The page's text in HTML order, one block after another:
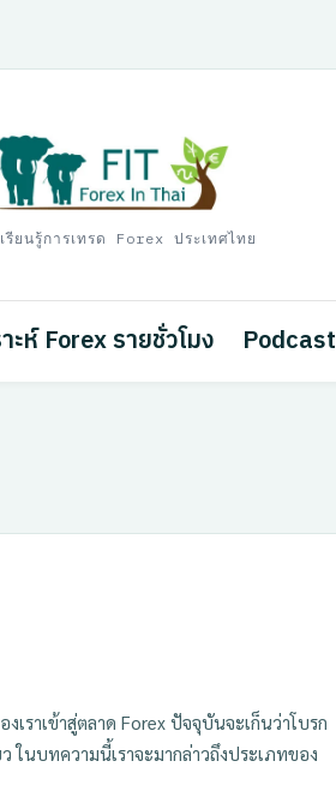
รียนรู้การเทรด Forex ประเทศไทย
ะห์ Forex รายชั่วโมง Podcast
เราเข้าสู่ตลาด Forex ปัจจุบันจะเก็นว่าโบรก
ในบทความนี้เราจะมากล่าวถึงประเภทของ